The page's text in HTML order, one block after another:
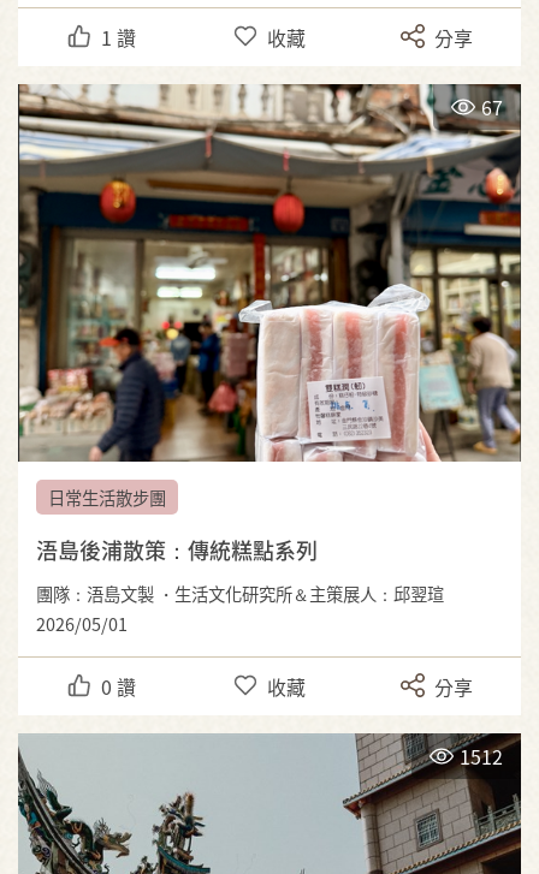
1 讚 收藏 分享
67
日常生活散步團
浯島後浦散策：傳統糕點系列
團隊：浯島文製 ・生活文化研究所＆主策展人：邱翌瑄
2026/05/01
0 讚 收藏 分享
1512